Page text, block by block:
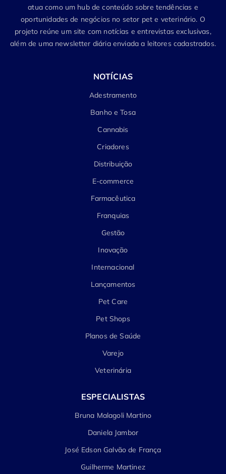
atua como um hub de conteúdo sobre tendências e
oportunidades de negócios no setor pet e veterinário. O
projeto reúne um site com notícias e entrevistas exclusivas,
além de uma newsletter diária enviada a leitores cadastrados.
NOTÍCIAS
Adestramento
Banho e Tosa
Cannabis
Criadores
Distribuição
E-commerce
Farmacêutica
Franquias
Gestão
Inovação
Internacional
Lançamentos
Pet Care
Pet Shops
Planos de Saúde
Varejo
Veterinária
ESPECIALISTAS
Bruna Malagoli Martino
Daniela Jambor
José Edson Galvão de França
Guilherme Martinez